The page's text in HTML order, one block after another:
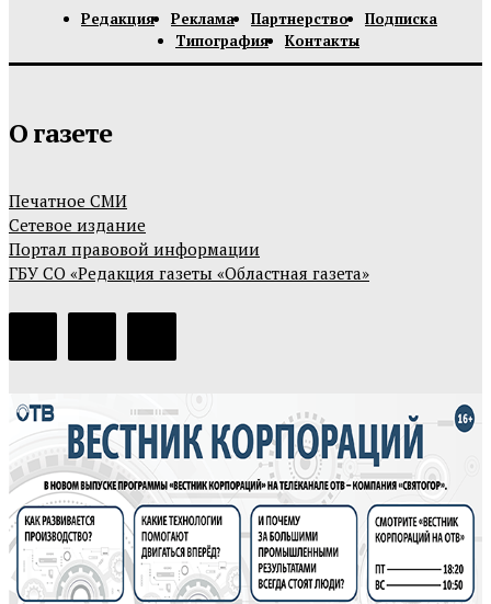
Редакция Реклама Партнерство
Подписка
Типография
Контакты
О газете
Печатное СМИ
Сетевое издание
Портал правовой информации
ГБУ СО «Редакция газеты «Областная газета»